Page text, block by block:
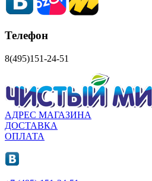
Телефон
8(495)151-24-51
АДРЕС МАГАЗИНА
ДОСТАВКА
ОПЛАТА